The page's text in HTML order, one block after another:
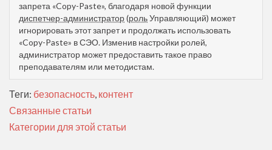
запрета «Copy-Paste», благодаря новой функции
диспетчер-администратор(рольУправляющий) может
игнорировать этот запрет и продолжать использовать
«Copy-Paste» в СЭО. Изменив настройки ролей,
администратор может предоставить такое право
преподавателям или методистам.
Теги: безопасность, контент
Связанные статьи
Категории для этой статьи